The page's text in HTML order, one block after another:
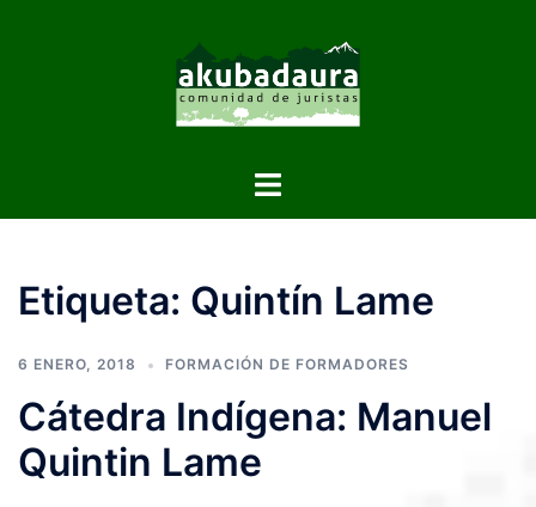
Etiqueta: Quintín Lame
6 ENERO, 2018 FORMACIÓN DE FORMADORES
Cátedra Indígena: Manuel
Quintin Lame